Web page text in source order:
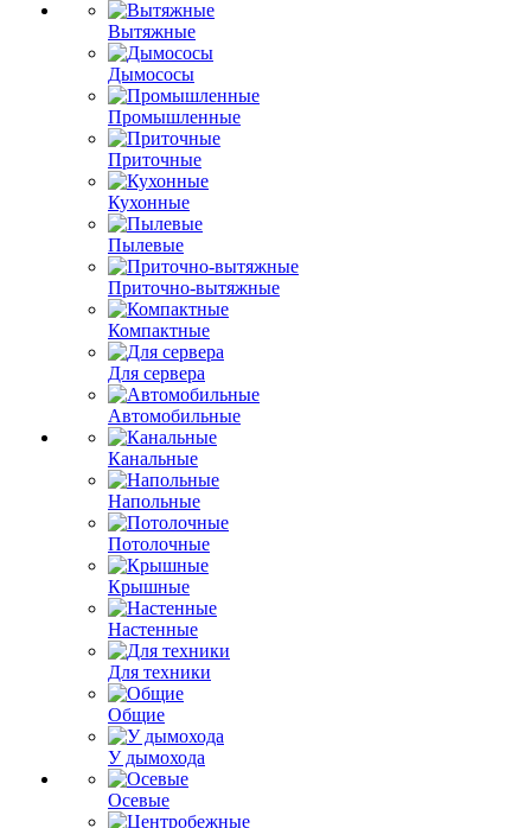
Вытяжные
Дымососы
Промышленные
Приточные
Кухонные
Пылевые
Приточно-вытяжные
Компактные
Для сервера
Автомобильные
Канальные
Напольные
Потолочные
Крышные
Настенные
Для техники
Общие
У дымохода
Осевые